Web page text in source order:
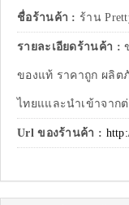
ชื่อร้านค้า : ร้าน
รายละเอียดร้านค้า :
ของแท้ ราคาถูก ผลิต
ไทยแและนำเข้าจาก
Url ของร้านค้า :